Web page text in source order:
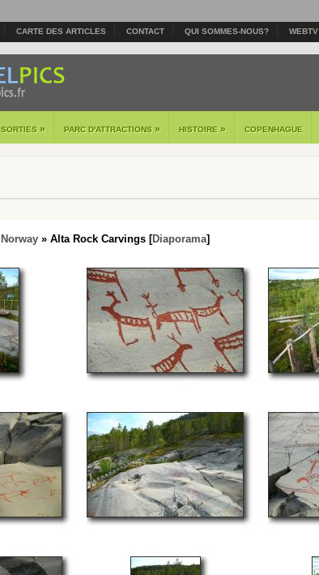
CARTE DES ARTICLES CONTACT QUI SOMMES-NOUS? WEBTV
SORTIES » PARC D'ATTRACTIONS » HISTOIRE » COPENHAGUE
Norway » Alta Rock Carvings [Diaporama]